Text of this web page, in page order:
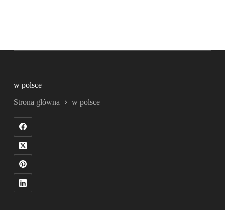
w polsce
Strona główna w polsce